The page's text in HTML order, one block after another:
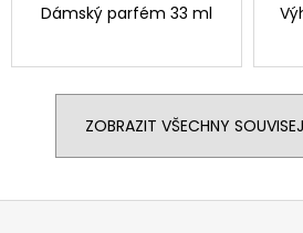
Dámský parfém 33 ml
ZOBRAZIT VŠECHNY
Z